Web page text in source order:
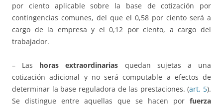
por ciento aplicable sobre la base de cotización por
contingencias comunes, del que el 0,58 por ciento será a
cargo de la empresa y el 0,12 por ciento, a cargo del
trabajador.
– Las horas extraordinarias quedan sujetas a una
cotización adicional y no será computable a efectos de
determinar la base reguladora de las prestaciones. (art. 5).
Se distingue entre aquellas que se hacen por fuerza